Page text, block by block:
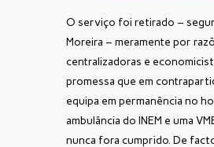
O serviço foi retirado –
Moreira – meramente por
centralizadoras e
promessa que em
equipa em permanência no
ambulância do INEM e uma
nunca fora cumprido. De